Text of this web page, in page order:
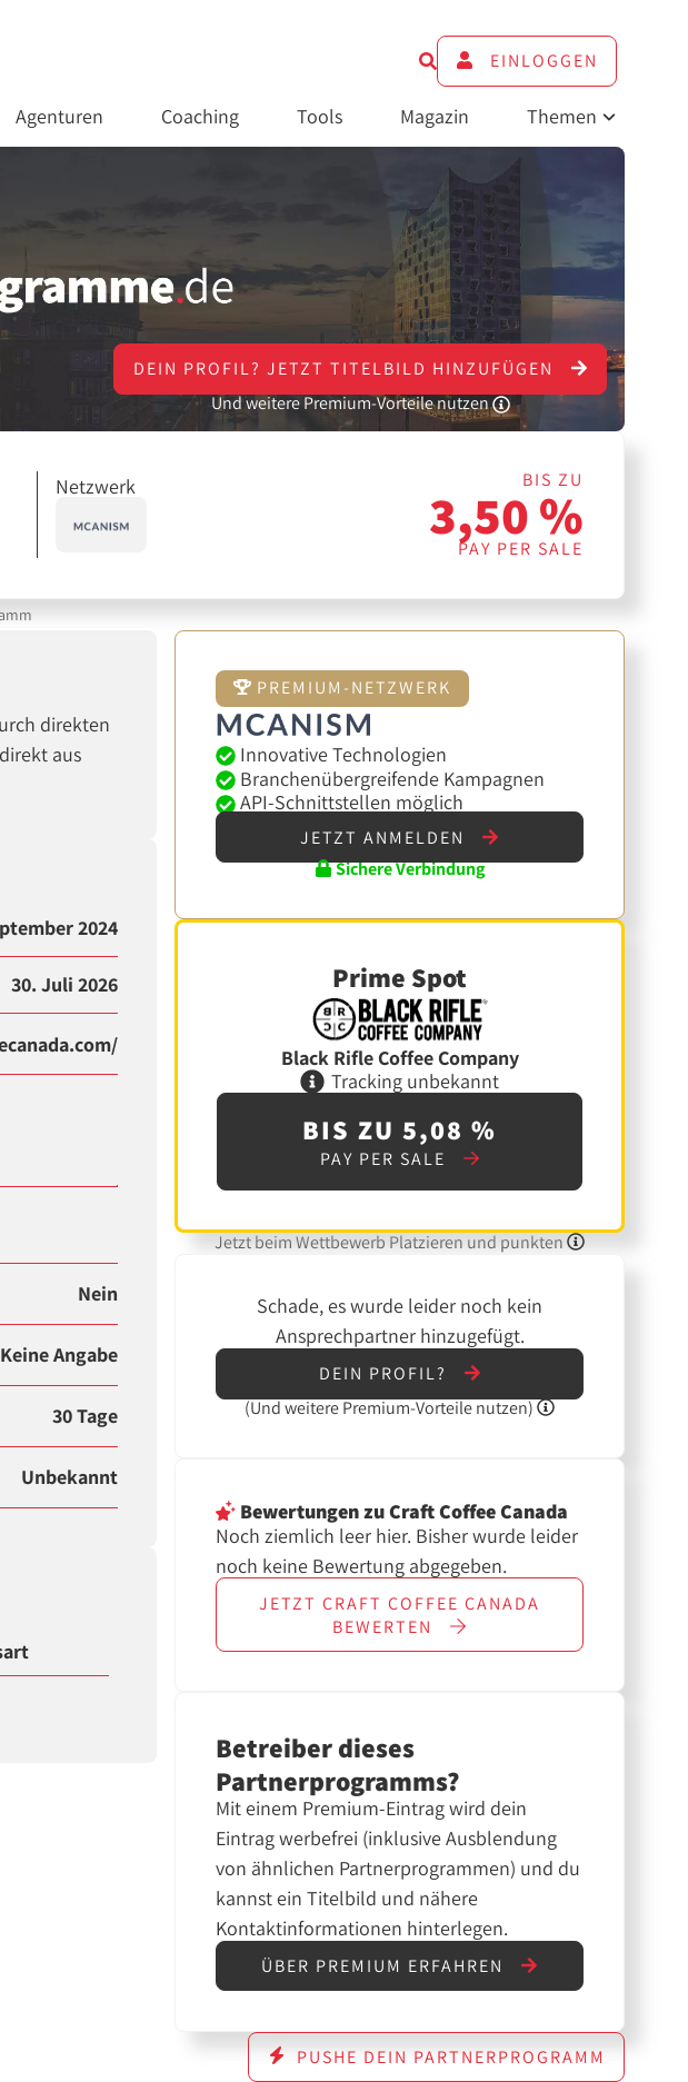
EINLOGGEN
Agenturen Coaching Tools Magazin Themen
DEIN PROFIL? JETZT TITELBILD HINZUFÜGEN
Und weitere Premium-Vorteile nutzen
Netzwerk BIS ZU
3,50 %
PAY PER SALE
direkten
aus
2024
30. Juli 2026
Nein
Keine Angabe
30 Tage
Unbekannt
PREMIUM-NETZWERK
Innovative Technologien
Branchenübergreifende Kampagnen
API-Schnittstellen möglich
JETZT ANMELDEN
Sichere Verbindung
Prime Spot
Black Rifle Coffee Company
Tracking unbekannt
BIS ZU 5,08 %
PAY PER SALE
Jetzt beim Wettbewerb Platzieren und punkten
Schade, es wurde leider noch kein
Ansprechpartner hinzugefügt.
DEIN PROFIL?
(UndweiterePremium-Vorteile nutzen)
Bewertungenzu Craft Coffee Canada
Noch ziemlich leer hier. Bisher wurde leider
noch keine Bewertung abgegeben.
JETZT CRAFT COFFEE CANADA
BEWERTEN
Betreiber dieses
Partnerprogramms?
Mit einem Premium-Eintrag wird dein
Eintrag werbefrei (inklusive Ausblendung
von ähnlichen Partnerprogrammen) und du
kannst ein Titelbild und nähere
Kontaktinformationen hinterlegen.
ÜBER PREMIUM ERFAHREN
PUSHE DEIN PARTNERPROGRAMM